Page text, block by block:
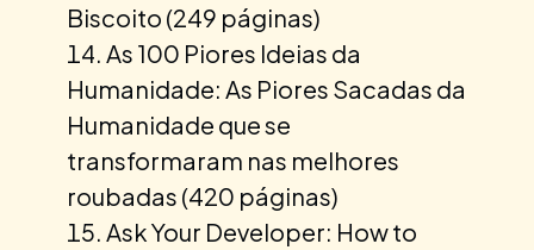
Biscoito (249 páginas)
As 100 Piores Ideias da
Humanidade: As Piores Sacadas da
Humanidade que se
transformaram nas melhores
roubadas (420 páginas)
Ask Your Developer: How to